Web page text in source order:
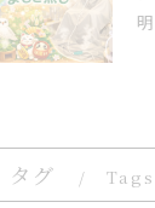
タグ Tags